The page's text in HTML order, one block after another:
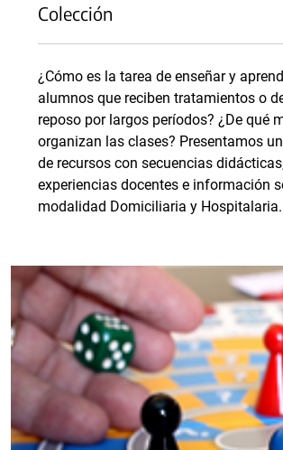
Colección
¿Cómo es la tarea de enseñar y
alumnos que reciben tratamientos o
reposo por largos períodos? ¿De qué
organizan las clases? Presentamos
de recursos con secuencias
experiencias docentes e información
modalidad Domiciliaria y Hospitalaria.